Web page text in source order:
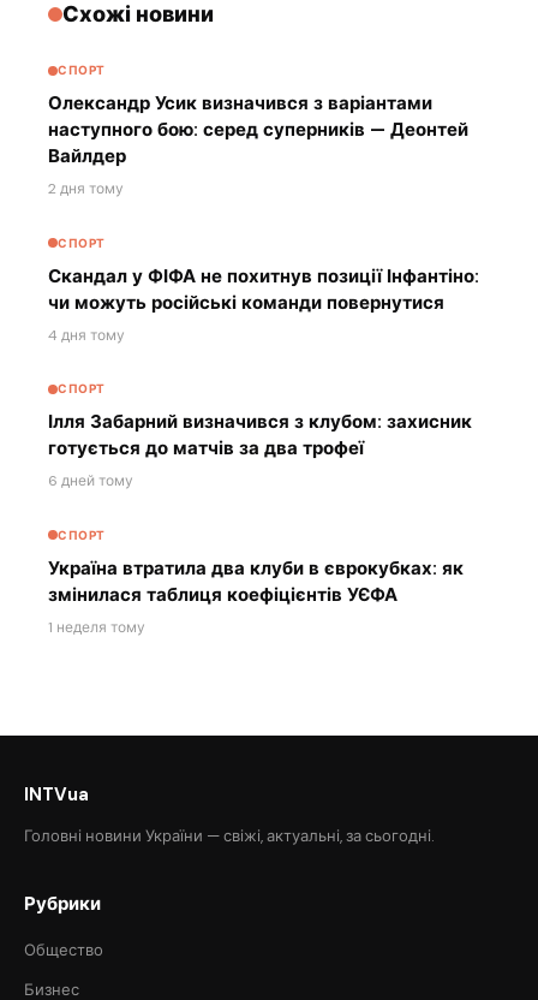
Схожі новини
СПОРТ
Олександр Усик визначився з варіантами
наступного бою: серед суперників — Деонтей
Вайлдер
2 дня тому
СПОРТ
Скандал у ФІФА не похитнув позиції Інфантіно:
чи можуть російські команди повернутися
4 дня тому
СПОРТ
Ілля Забарний визначився з клубом: захисник
готується до матчів за два трофеї
6 дней тому
СПОРТ
Україна втратила два клуби в єврокубках: як
змінилася таблиця коефіцієнтів УЄФА
1 неделя тому
INTVua
Головні новини України — свіжі, актуальні, за сьогодні.
Рубрики
Общество
Бизнес